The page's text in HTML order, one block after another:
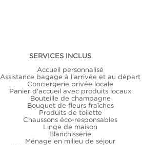
SERVICES INCLUS
Accueil personnalisé
Assistance bagage à l'arrivée et au départ
Conciergerie privée locale
Panier d'accueil avec produits locaux
Bouteille de champagne
Bouquet de fleurs fraîches
Produits de toilette
Chaussons éco-responsables
Linge de maison
Blanchisserie
Ménage en milieu de séjour